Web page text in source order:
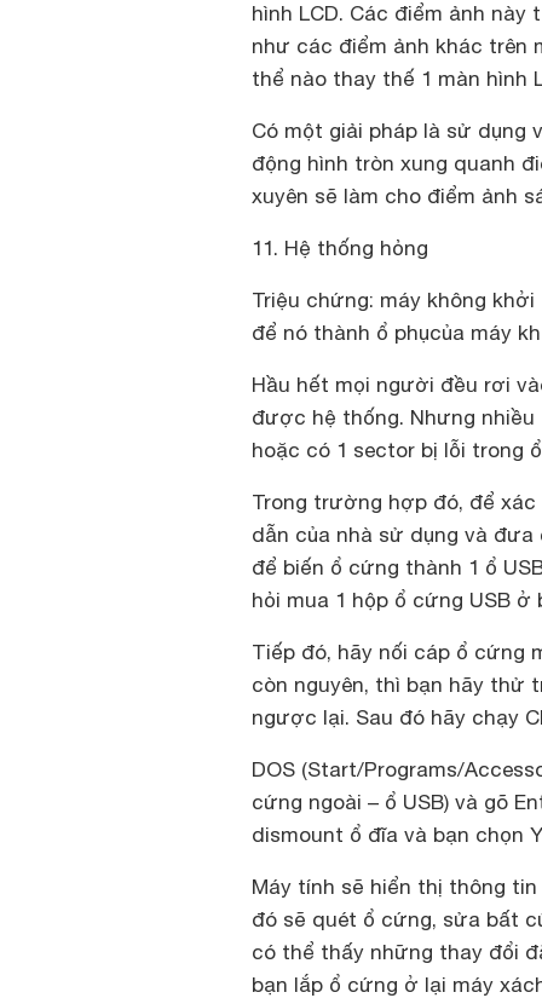
hình LCD. Các điểm ảnh
như các điểm ảnh khác trên
thể nào thay thế 1 màn hình
Có một giải pháp là sử dụng
động hình tròn xung quanh
xuyên sẽ làm cho điểm ảnh
11. Hệ thống hỏng
Triệu chứng: máy không
để nó thành ổ phụcủa máy
Hầu hết mọi người đều rơi
được hệ thống. Nhưng
hoặc có 1 sector bị lỗi trong
Trong trường hợp đó, để
dẫn của nhà sử dụng và
để biến ổ cứng thành 1 ổ
hỏi mua 1 hộp ổ cứng USB
Tiếp đó, hãy nối cáp ổ cứng
còn nguyên, thì bạn hãy thử
ngược lại. Sau đó hãy chạy
DOS (Start/Programs/
cứng ngoài – ổ USB) và gõ
dismount ổ đĩa và bạn chọn
Máy tính sẽ hiển thị thông
đó sẽ quét ổ cứng, sửa bất
có thể thấy những thay đổi
bạn lắp ổ cứng ở lại máy